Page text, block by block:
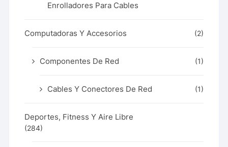
Enrolladores Para Cables
Computadoras Y Accesorios (2)
Componentes De Red (1)
Cables Y Conectores De Red (1)
Deportes, Fitness Y Aire Libre
(284)